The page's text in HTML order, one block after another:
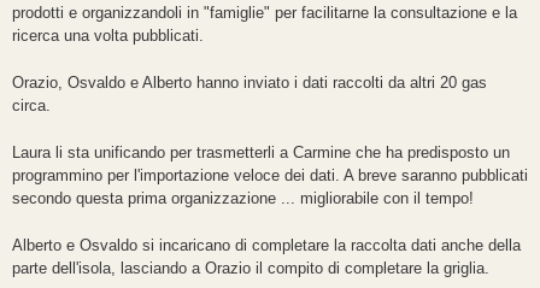
prodotti e organizzandoli in "famiglie" per facilitarne la consultazione e la
ricerca una volta pubblicati.
Orazio, Osvaldo e Alberto hanno inviato i dati raccolti da altri 20 gas
circa.
Laura li sta unificando per trasmetterli a Carmine che ha predisposto un
programmino per l'importazione veloce dei dati. A breve saranno pubblicati
secondo questa prima organizzazione ... migliorabile con il tempo!
Alberto e Osvaldo si incaricano di completare la raccolta dati anche della
parte dell'isola, lasciando a Orazio il compito di completare la griglia.